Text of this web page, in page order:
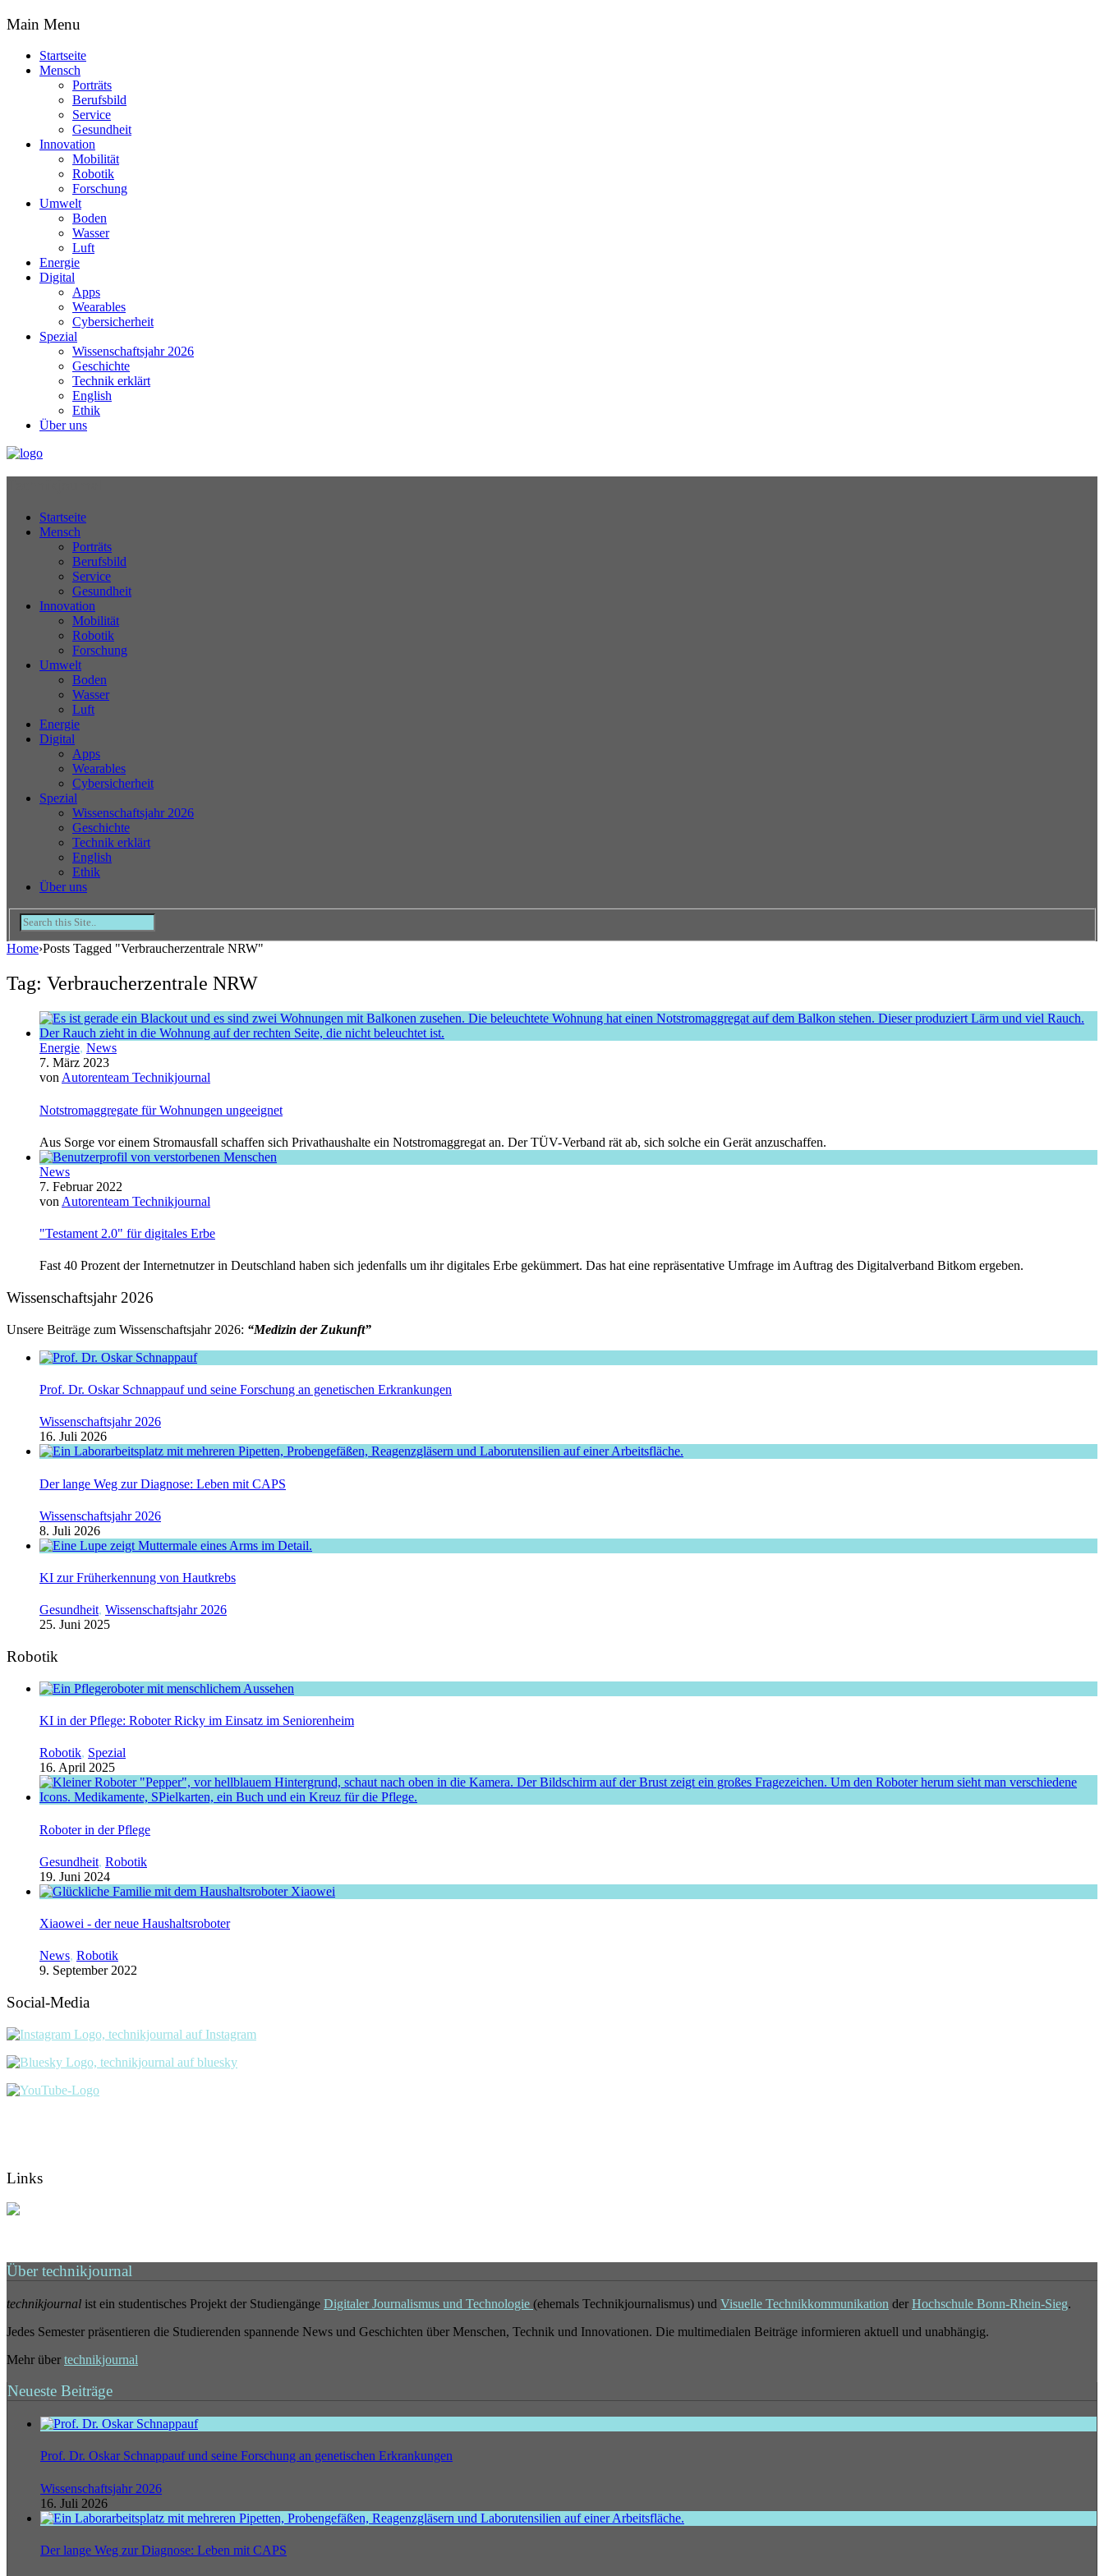
Main Menu
Startseite
Mensch
Porträts
Berufsbild
Service
Gesundheit
Innovation
Mobilität
Robotik
Forschung
Umwelt
Boden
Wasser
Luft
Energie
Digital
Apps
Wearables
Cybersicherheit
Spezial
Wissenschaftsjahr 2026
Geschichte
Technik erklärt
English
Ethik
Über uns
Startseite
Mensch
Porträts
Berufsbild
Service
Gesundheit
Innovation
Mobilität
Robotik
Forschung
Umwelt
Boden
Wasser
Luft
Energie
Digital
Apps
Wearables
Cybersicherheit
Spezial
Wissenschaftsjahr 2026
Geschichte
Technik erklärt
English
Ethik
Über uns
Home›Posts Tagged "Verbraucherzentrale NRW"
Tag: Verbraucherzentrale NRW
Energie, News
7. März 2023
von Autorenteam Technikjournal
Notstromaggregate für Wohnungen ungeeignet
Aus Sorge vor einem Stromausfall schaffen sich Privathaushalte ein Notstromaggregat an. Der TÜV-Verband rät ab, sich solche ein Gerät anzuschaffen.
News
7. Februar 2022
von Autorenteam Technikjournal
"Testament 2.0" für digitales Erbe
Fast 40 Prozent der Internetnutzer in Deutschland haben sich jedenfalls um ihr digitales Erbe gekümmert. Das hat eine repräsentative Umfrage im Auftrag des Digitalverband Bitkom ergeben.
Wissenschaftsjahr 2026
Unsere Beiträge zum Wissenschaftsjahr 2026: “Medizin der Zukunft”
Prof. Dr. Oskar Schnappauf und seine Forschung an genetischen Erkrankungen
Wissenschaftsjahr 2026
16. Juli 2026
Der lange Weg zur Diagnose: Leben mit CAPS
Wissenschaftsjahr 2026
8. Juli 2026
KI zur Früherkennung von Hautkrebs
Gesundheit, Wissenschaftsjahr 2026
25. Juni 2025
Robotik
KI in der Pflege: Roboter Ricky im Einsatz im Seniorenheim
Robotik, Spezial
16. April 2025
Roboter in der Pflege
Gesundheit, Robotik
19. Juni 2024
Xiaowei - der neue Haushaltsroboter
News, Robotik
9. September 2022
Social-Media
Links
Über technikjournal
technikjournal ist ein studentisches Projekt der Studiengänge Digitaler Journalismus und Technologie (ehemals Technikjournalismus) und Visuelle Technikkommunikation der Hochschule Bonn-Rhein-Sieg.
Jedes Semester präsentieren die Studierenden spannende News und Geschichten über Menschen, Technik und Innovationen. Die multimedialen Beiträge informieren aktuell und unabhängig.
Mehr über technikjournal
Neueste Beiträge
Prof. Dr. Oskar Schnappauf und seine Forschung an genetischen Erkrankungen
Wissenschaftsjahr 2026
16. Juli 2026
Der lange Weg zur Diagnose: Leben mit CAPS